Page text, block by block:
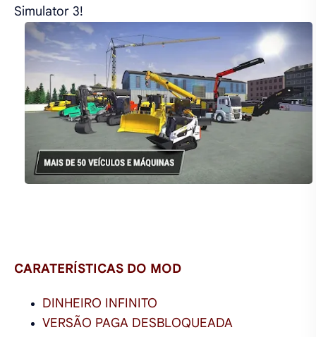
Simulator 3!
CARATERÍSTICAS DO MOD
DINHEIRO INFINITO
VERSÃO PAGA DESBLOQUEADA